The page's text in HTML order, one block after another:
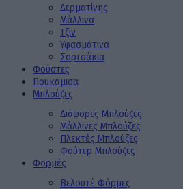
Δερματίνης
Μάλλινα
Τζιν
Υφασμάτινα
Σορτσάκια
Φούστες
Πουκάμισα
Μπλούζες
Διάφορες Μπλούζες
Μάλλινες Μπλούζες
Πλεκτές Μπλούζες
Φούτερ Μπλούζες
Φορμές
Βελουτέ Φόρμες